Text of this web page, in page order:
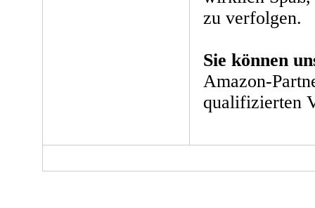
zu verfolgen.
Sie können
Amazon-
qualifizierten